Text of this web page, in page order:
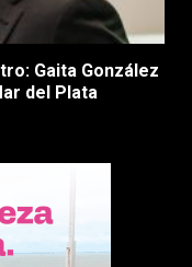
Gaita González
del Plata